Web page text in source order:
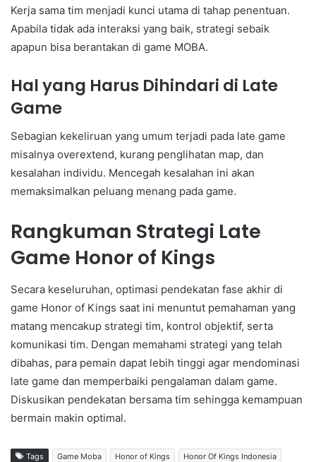
Kerja sama tim menjadi kunci utama di tahap penentuan.
Apabila tidak ada interaksi yang baik, strategi sebaik
apapun bisa berantakan di game MOBA.
Hal yang Harus Dihindari di Late
Game
Sebagian kekeliruan yang umum terjadi pada late game
misalnya overextend, kurang penglihatan map, dan
kesalahan individu. Mencegah kesalahan ini akan
memaksimalkan peluang menang pada game.
Rangkuman Strategi Late
Game Honor of Kings
Secara keseluruhan, optimasi pendekatan fase akhir di
game Honor of Kings saat ini menuntut pemahaman yang
matang mencakup strategi tim, kontrol objektif, serta
komunikasi tim. Dengan memahami strategi yang telah
dibahas, para pemain dapat lebih tinggi agar mendominasi
late game dan memperbaiki pengalaman dalam game.
Diskusikan pendekatan bersama tim sehingga kemampuan
bermain makin optimal.
Tags Game Moba Honor of Kings
Honor Of Kings Indonesia